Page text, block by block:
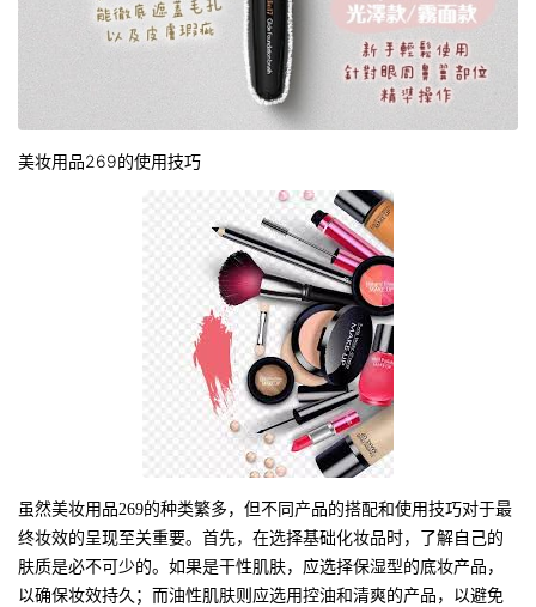
美妆用品269的使用技巧
虽然美妆用品269的种类繁多，但不同产品的搭配和使用技巧对于最
终妆效的呈现至关重要。首先，在选择基础化妆品时，了解自己的
肤质是必不可少的。如果是干性肌肤，应选择保湿型的底妆产品，
以确保妆效持久；而油性肌肤则应选用控油和清爽的产品，以避免